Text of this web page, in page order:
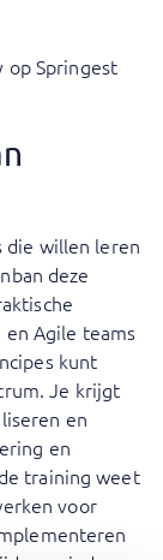
op Springest
die willen leren
deze
Agile teams
kunt
Je krijgt
en
en
training weet
voor